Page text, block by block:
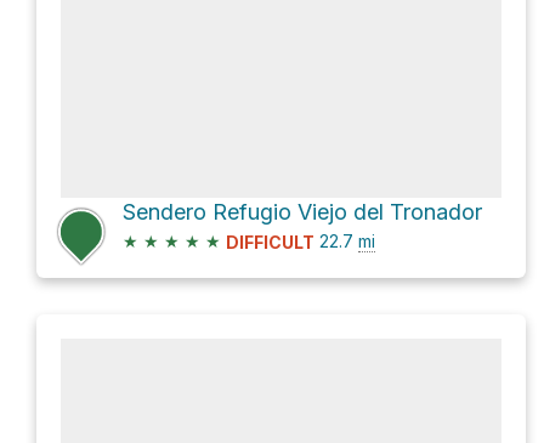
Sendero Refugio Viejo del Tronador
★ ★ ★ ★ ★ DIFFICULT 22.7 mi